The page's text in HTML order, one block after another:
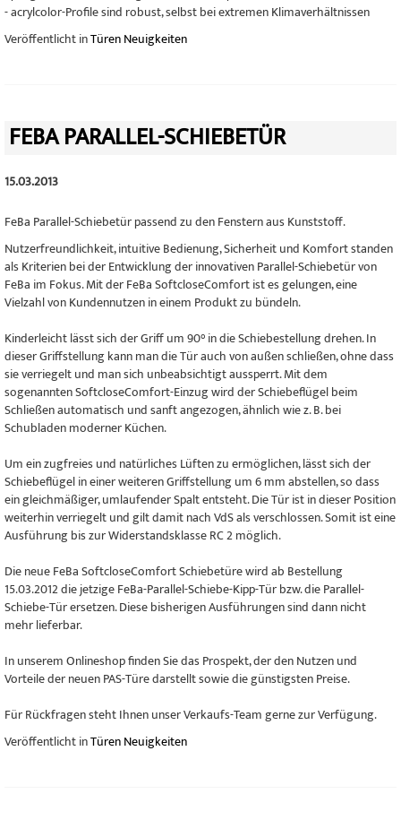
- acrylcolor-Profile sind robust, selbst bei extremen Klimaverhältnissen
Veröffentlicht inTüren Neuigkeiten
FEBA PARALLEL-SCHIEBETÜR
15.03.2013
FeBa Parallel-Schiebetür passend zu den Fenstern aus Kunststoff.
Nutzerfreundlichkeit, intuitive Bedienung, Sicherheit und Komfort standen
als Kriterien bei der Entwicklung der innovativen Parallel-Schiebetür von
FeBa im Fokus. Mit der FeBa SoftcloseComfort ist es gelungen, eine
Vielzahl von Kundennutzen in einem Produkt zu bündeln.
Kinderleicht lässt sich der Griff um 90° in die Schiebestellung drehen. In
dieser Griffstellung kann man die Tür auch von außen schließen, ohne dass
sie verriegelt und man sich unbeabsichtigt aussperrt. Mit dem
sogenannten SoftcloseComfort-Einzug wird der Schiebeflügel beim
Schließen automatisch und sanft angezogen, ähnlich wie z. B. bei
Schubladen moderner Küchen.
Um ein zugfreies und natürliches Lüften zu ermöglichen, lässt sich der
Schiebeflügel in einer weiteren Griffstellung um 6 mm abstellen, so dass
ein gleichmäßiger, umlaufender Spalt entsteht. Die Tür ist in dieser Position
weiterhin verriegelt und gilt damit nach VdS als verschlossen. Somit ist eine
Ausführung bis zur Widerstandsklasse RC 2 möglich.
Die neue FeBa SoftcloseComfort Schiebetüre wird ab Bestellung
15.03.2012 die jetzige FeBa-Parallel-Schiebe-Kipp-Tür bzw. die Parallel-
Schiebe-Tür ersetzen. Diese bisherigen Ausführungen sind dann nicht
mehr lieferbar.
In unserem Onlineshop finden Sie das Prospekt, der den Nutzen und
Vorteile der neuen PAS-Türe darstellt sowie die günstigsten Preise.
Für Rückfragen steht Ihnen unser Verkaufs-Team gerne zur Verfügung.
Veröffentlicht inTüren Neuigkeiten